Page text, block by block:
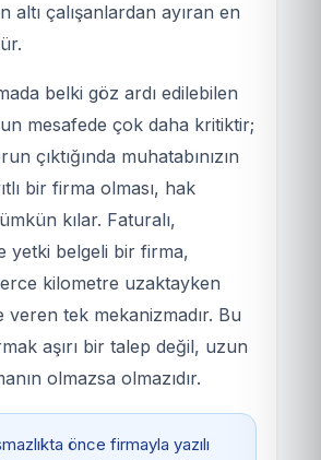
altı çalışanlardan ayıran en
belki göz ardı edilebilen
mesafede çok daha kritiktir;
çıktığında muhatabınızın
bir firma olması, hak
kılar. Faturalı,
yetki belgeli bir firma,
kilometre uzaktayken
veren tek mekanizmadır. Bu
aşırı bir talep değil, uzun
olmazsa olmazıdır.
önce firmayla yazılı